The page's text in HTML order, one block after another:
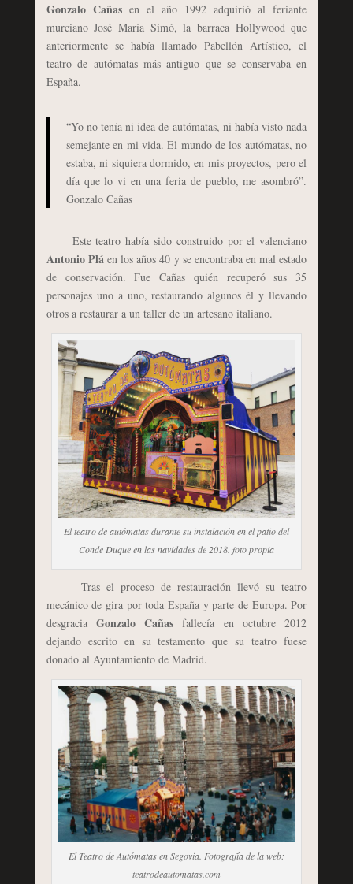
Gonzalo Cañasen el año 1992 adquirió al feriante
murciano José María Simó, la barraca Hollywood que
anteriormente se había llamado Pabellón Artístico, el
teatro de autómatas más antiguo que se conservaba en
España.
“Yo no tenía ni idea de autómatas, ni había visto nada
semejante en mi vida. El mundo de los autómatas, no
estaba, ni siquiera dormido, en mis proyectos, pero el
día que lo vi en una feria de pueblo, me asombró”.
Gonzalo Cañas
Este teatro había sido construido por el valenciano
Antonio Pláen los años 40 y se encontraba en mal estado
de conservación. Fue Cañas quién recuperó sus 35
personajes uno a uno, restaurando algunos él y llevando
otros a restaurar a un taller de un artesano italiano.
El teatro de autómatas durante su instalación en el patio del
Conde Duque en las navidades de 2018. foto propia
Tras el proceso de restauración llevó su teatro
mecánico de gira por toda España y parte de Europa. Por
desgraciaGonzalo Cañas fallecía en octubre 2012
dejando escrito en su testamento que su teatro fuese
donado al Ayuntamiento de Madrid.
El Teatro de Autómatas en Segovia. Fotografía de la web:
teatrodeautomatas.com